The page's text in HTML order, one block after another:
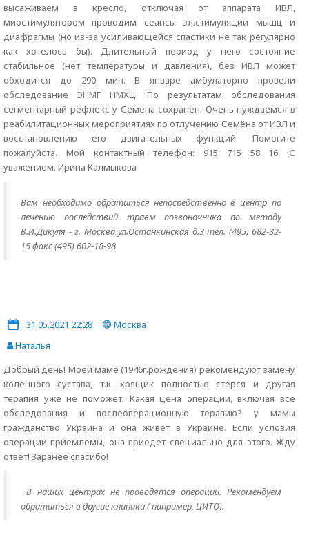
высаживаем в кресло, отключая от аппарата ИВЛ,
миостимулятором проводим сеансы эл.стимуляции мышц и
диафрагмы (но из-за усиливающейся спастики не так регулярно
как хотелось бы). Длительный период у него состояние
стабильное (нет температуры и давления), без ИВЛ может
обходится до 290 мин. В январе амбулаторно провели
обследование ЭНМГ НМХЦ. По результатам обследования
сегментарный рефлекс у Семена сохранен. Очень нуждаемся в
реабилитационных мероприятиях по отлучению Семёна от ИВЛ и
восстановлению его двигательных функций. Помогите
пожалуйста. Мой контактный телефон: 915 715 58 16. С
уважением. Ирина Калмыкова
Вам необходимо обратиться непосредственно в центр по
лечению последствий травм позвоночника по методу
В.И.Дикуля - г. Москва ул.Останкинская д.3 тел. (495) 682-32-
15 факс (495) 602-18-98
31.05.2021 22:28
Москва
Наталья
Добрый день! Моей маме (1946г.рождения) рекомендуют замену
коленного сустава, т.к. хрящик полностью стерся и другая
терапия уже не поможет. Какая цена операции, включая все
обследования и послеоперационную терапию? у мамы
гражданство Украина и она живет в Украине. Если условия
операции приемлемы, она приедет специально для этого. Жду
ответ! Заранее спасибо!
В наших центрах не проводятся операции. Рекомендуем
обратиться в другие клиники ( например, ЦИТО).